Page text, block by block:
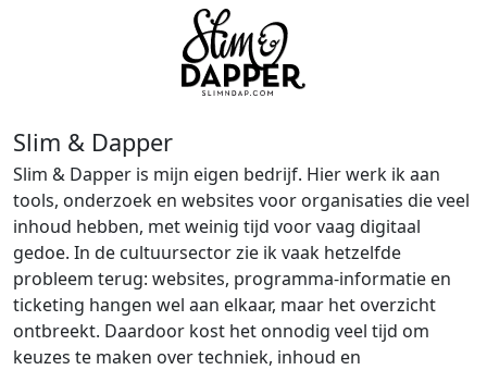
Slim & Dapper
Slim & Dapper is mijn eigen bedrijf. Hier werk ik aan
tools, onderzoek en websites voor organisaties die veel
inhoud hebben, met weinig tijd voor vaag digitaal
gedoe. In de cultuursector zie ik vaak hetzelfde
probleem terug: websites, programma-informatie en
ticketing hangen wel aan elkaar, maar het overzicht
ontbreekt. Daardoor kost het onnodig veel tijd om
keuzes te maken over techniek, inhoud en